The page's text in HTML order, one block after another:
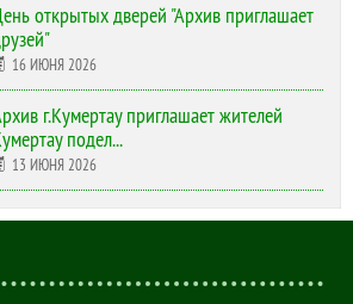
открытых дверей "Архив приглашает
16 ИЮНЯ 2026
г.Кумертау приглашает жителей
подел...
13 ИЮНЯ 2026